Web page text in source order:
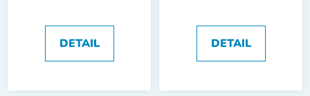
DETAIL DETAIL